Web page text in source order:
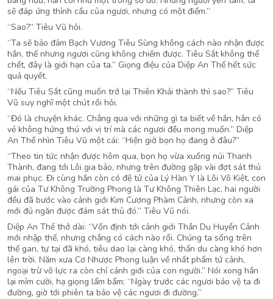
sẽ đáp ứng thỉnh cầu của ngươi, nhưng có một điểm.”
“Sao?” Tiêu Vũ hỏi.
“Ta sẽ bảo đảm Bạch Vương Tiêu Sùng không cách nào nhận được
hắn, thế nhưng ngươi cũng không chiếm được. Tiêu Sắt không thể
chết, đây là giới hạn của ta.” Giọng điệu của Diệp An Thế hết sức
quả quyết.
“Nếu Tiêu Sắt cũng muốn trở lại Thiên Khải thành thì sao?” Tiêu
Vũ suy nghĩ một chút rồi hỏi.
“Đó là chuyện khác. Chẳng qua với những gì ta biết về hắn, hắn có
vẻ không hứng thú với vị trí mà các ngươi đều mong muốn.” Diệp
An Thế nhìn Tiêu Vũ một cái: “Hiện giờ bọn họ đang ở đâu?”
“Theo tin tức nhận được hôm qua, bọn họ vừa xuống núi Thanh
Thành, đang tới Lôi gia bảo, nhưng trên đường gặp vài đợt sát thủ
mai phục. Đi cùng hắn còn có đệ tử của Lý Hàn Y là Lôi Vô Kiệt, con
gái của Tư Không Trường Phong là Tư Không Thiên Lạc, hai người
đều đã bước vào cảnh giới Kim Cương Phàm Cảnh, nhưng còn xa
mới đủ ngăn được đám sát thủ đó.” Tiêu Vũ nói.
Diệp An Thế thở dài: “Vốn định tới cảnh giới Thần Du Huyền Cảnh
mới nhập thế, nhưng chẳng có cách nào rồi. Chúng ta sống trên
thế gan, tự tại đã khó, tiêu dao lại càng khó, thần du càng khó hơn
lên trời. Năm xưa Cơ Nhược Phong luận về nhất phẩm tứ cảnh,
ngoại trừ võ lực ra còn chỉ cảnh giới của con người.” Nói xong hắn
lại mỉm cười, hạ giọng lẩm bẩm: “Ngày trước các ngươi bảo vệ ta đi
đường, giờ tới phiên ta bảo vệ các ngươi đi đường.”